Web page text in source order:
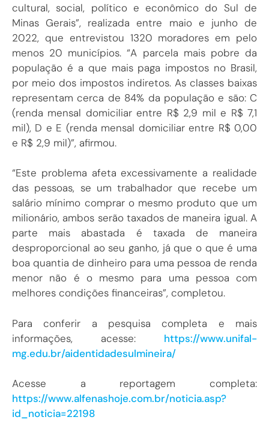
cultural, social, político e econômico do Sul de
Minas Gerais”, realizada entre maio e junho de
2022, que entrevistou 1320 moradores em pelo
menos 20 municípios. “A parcela mais pobre da
população é a que mais paga impostos no Brasil,
por meio dos impostos indiretos. As classes baixas
representam cerca de 84% da população e são: C
(renda mensal domiciliar entre R$ 2,9 mil e R$ 7,1
mil), D e E (renda mensal domiciliar entre R$ 0,00
e R$ 2,9 mil)”, afirmou.
“Este problema afeta excessivamente a realidade
das pessoas, se um trabalhador que recebe um
salário mínimo comprar o mesmo produto que um
milionário, ambos serão taxados de maneira igual. A
parte mais abastada é taxada de maneira
desproporcional ao seu ganho, já que o que é uma
boa quantia de dinheiro para uma pessoa de renda
menor não é o mesmo para uma pessoa com
melhores condições financeiras”, completou.
Para conferir a pesquisa completa e mais
informações, acesse: https://www.unifal-
mg.edu.br/aidentidadesulmineira/
Acesse a reportagem completa:
https://www.alfenashoje.com.br/noticia.asp?
id_noticia=22198